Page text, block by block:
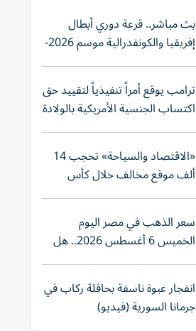
بث مباشر.. قرعة دوري أبطال
إفريقيا والكونفدرالية موسم 2026-
2027
ترامب يوقع أمراً تنفيذياً لتقييد حق
اكتساب الجنسية الأمريكية بالولادة
«الاقتصاد والسياحة» تحجب 14
ألف موقع مخالف خلال كأس
العالم 2026
سعر الذهب في مصر اليوم
الخميس 6 أغسطس 2026.. هل
تنوي الشراء؟
انفجار عبوة ناسفة بحافلة ركاب في
جرمانا السورية (فيديو)